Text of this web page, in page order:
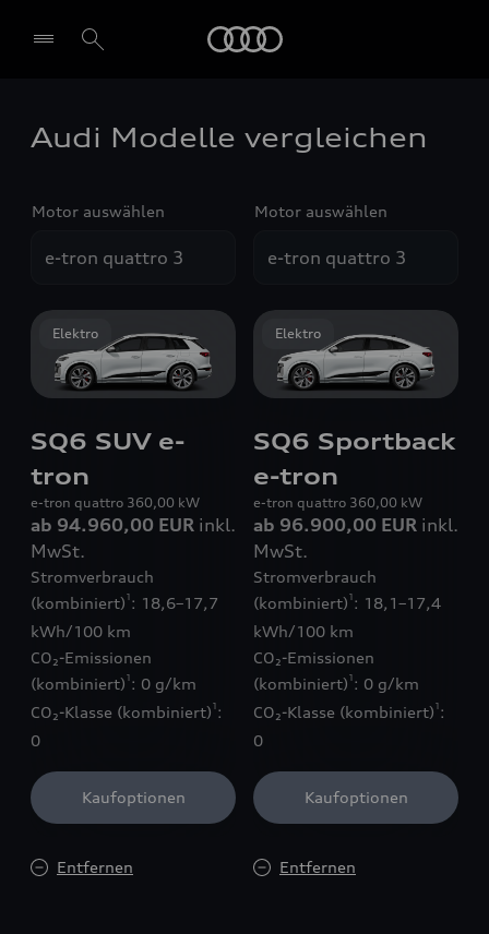
Audi Modelle vergleichen
Motor auswählen
Elektro
SQ6 SUV e-
tron
e-tron quattro 360,00 kW
ab 94.960,00 EUR inkl.
MwSt.
Stromverbrauch
(kombiniert) 1 : 18,6–17,7
kWh/100 km
CO₂-Emissionen
(kombiniert) 1 : 0 g/km
CO₂-Klasse (kombiniert) 1 :
0
Kaufoptionen
Entfernen
Motor auswählen
Elektro
SQ6 Sportback
e-tron
e-tron quattro 360,00 kW
ab 96.900,00 EUR inkl.
MwSt.
Stromverbrauch
(kombiniert) 1 : 18,1–17,4
kWh/100 km
CO₂-Emissionen
(kombiniert) 1 : 0 g/km
CO₂-Klasse (kombiniert) 1 :
0
Kaufoptionen
Entfernen